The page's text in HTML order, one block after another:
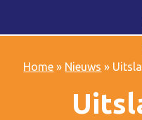
Home » Nieuws »